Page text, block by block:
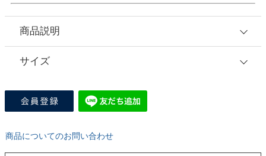
商品説明
サイズ
商品についてのお問い合わせ